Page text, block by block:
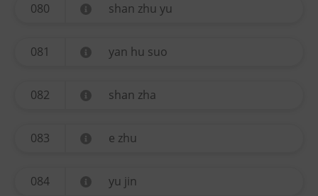
080 shan zhu yu
081 yan hu suo
082 shan zha
083 e zhu
084 yu jin